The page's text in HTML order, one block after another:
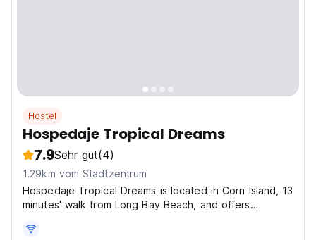
Hostel
Hospedaje Tropical Dreams
7.9Sehr gut(4)
1.29km vom Stadtzentrum
Hospedaje Tropical Dreams is located in Corn Island, 13
minutes' walk from Long Bay Beach, and offers
a terrace. The hostel offers a shared kitchen and each